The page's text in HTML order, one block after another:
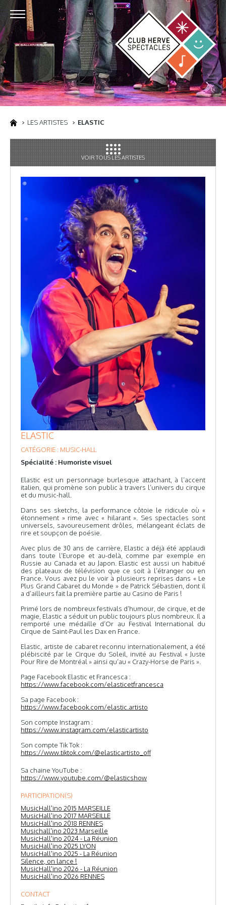
LES ARTISTES ELASTIC
VOIR TOUS LES ARTISTES
ELASTIC
CATÉGORIE : MUSIC-HALL
Spécialité : Humoriste visuel
Elastic est un personnage burlesque attachant, à l’accent
italien, qui promène son public à travers l’univers du cirque
et du music-hall.
Dans ses sketchs, la performance côtoie le ridicule où «
étonnement » rime avec « hilarant ». Ses spectacles sont
universels, savoureusement drôles, mélangeant éclats de
rire et soupçon de poésie.
Avec plus de 30 ans de carrière, Elastic a déjà été applaudi
dans toute l’Europe et au-delà, comme par exemple en
Russie au Canada et au Japon. Elastic est aussi un habitué
des plateaux de télévision que ce soit à l’étranger ou en
France. Vous avez pu le voir à plusieurs reprises dans « Le
Plus Grand Cabaret du Monde » de Patrick Sébastien, dont il
a d’ailleurs fait la première partie au Casino de Paris !
Primé lors de nombreux festivals d’humour, de cirque, et de
magie, Elastic a séduit un public toujours plus nombreux. Il a
remporté une médaille d’Or au Festival International du
Cirque de Saint-Paul les Dax en France.
Elastic, artiste de cabaret reconnu internationalement, a été
plébiscité par le Cirque du Soleil, invité au Festival « Juste
Pour Rire de Montréal » ainsi qu’au « Crazy-Horse de Paris ».
Page Facebook Elastic et Francesca :
https://www.facebook.com/elasticetfrancesca
Sa page Facebook :
https://www.facebook.com/elastic.artisto
Son compte Instagram :
https://www.instagram.com/elasticartisto
Son compte Tik Tok :
https://www.tiktok.com/@elasticartisto_off
Sa chaine YouTube :
https://www.youtube.com/@elasticshow
PARTICIPATION(S)
MusicHall'ino 2015 MARSEILLE
MusicHall'ino 2017 MARSEILLE
MusicHall'ino 2018 RENNES
Musichall'ino 2023 Marseille
MusicHall'ino 2024 - La Réunion
MusicHall'ino 2025 LYON
MusicHall'ino 2025 - La Réunion
Silence, on lance !
MusicHall'ino 2026 - La Réunion
MusicHall'ino 2026 RENNES
CONTACT